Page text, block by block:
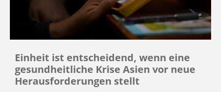
Einheit ist entscheidend, wenn eine
gesundheitliche Krise Asien vor neue
Herausforderungen stellt